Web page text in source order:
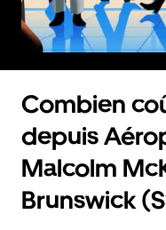
Combien
depuis
Malcolm
Brunswick